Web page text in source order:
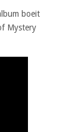
boeit
Mystery